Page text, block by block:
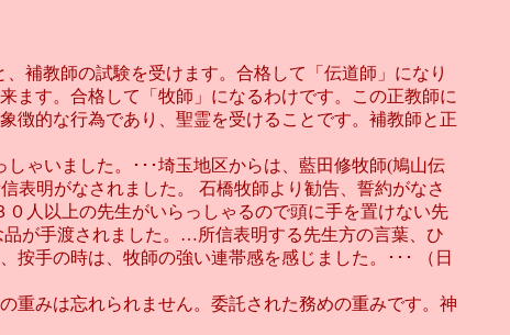
補教師の試験を受けます。合格して「伝道師」になり
ます。合格して「牧師」になるわけです。この正教師に
徴的な行為であり、聖霊を受けることです。補教師と正
ゃいました。･･･埼玉地区からは、藍田修牧師(鳩山伝
表明がなされました。 石橋牧師より勧告、誓約がなさ
人以上の先生がいらっしゃるので頭に手を置けない先
が手渡されました。…所信表明する先生方の言葉、ひ
手の時は、牧師の強い連帯感を感じました。･･･ （日
重みは忘れられません。委託された務めの重みです。神